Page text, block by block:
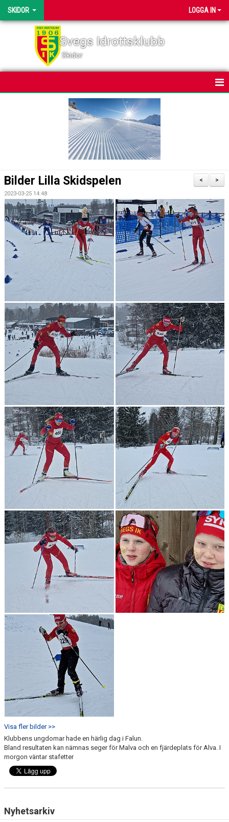
SKIDOR LOGGA IN
Svegs Idrottsklubb
Skidor
DOKUMENT
SVEGSSKIDAN
KONTAKT
TÄVLINGAR
KOMMUNSKIDAN
>
<
Bilder Lilla Skidspelen
2023-03-25 14:48
Visa fler bilder >>
Klubbens ungdomar hade en härlig dag i Falun.
Bland resultaten kan nämnas seger för Malva och en fjärdeplats för Alva. I
morgon väntar stafetter
Nyhetsarkiv